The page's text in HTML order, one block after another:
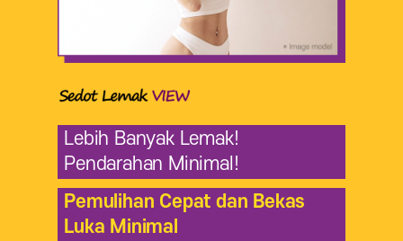
Lebih Banyak Lemak!
Pendarahan Minimal!
Pemulihan Cepat dan Bekas
Luka Minimal